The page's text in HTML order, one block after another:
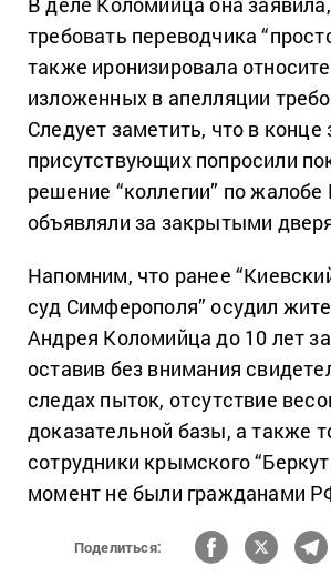
требовать переводчика
также иронизировала
изложенных в апелляции
Следует заметить, что в конце
присутствующих попросили
решение “коллегии” по
объявляли за закрытыми
Напомним, что ранее
суд Симферополя” осудил
Андрея Коломийца до 10 лет
оставив без внимания
следах пыток, отсутствие
доказательной базы, а также
сотрудники крымского
момент не были гражданами
Поделиться: